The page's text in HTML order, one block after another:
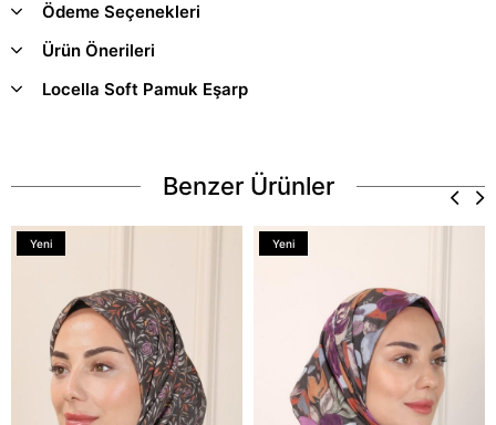
Ödeme Seçenekleri
Ürün Önerileri
Locella Soft Pamuk Eşarp
Benzer Ürünler
Yeni
Yeni